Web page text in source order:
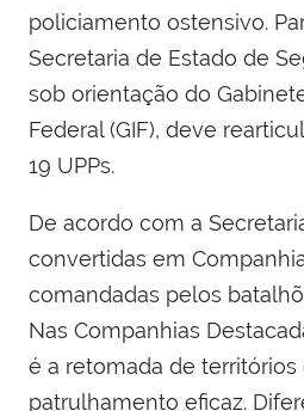
policiamento ostensivo.
Secretaria de Estado de
sob orientação do
Federal (GIF), deve
19 UPPs.
De acordo com a
convertidas em
comandadas pelos
Nas Companhias
é a retomada de
patrulhamento eficaz.